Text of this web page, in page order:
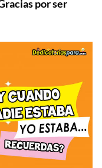
por ser